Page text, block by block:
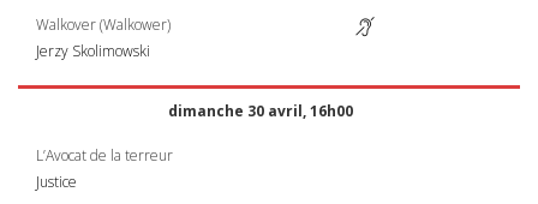
Walkover (Walkower)
Jerzy Skolimowski
dimanche 30 avril, 16h00
L’Avocat de la terreur
Justice